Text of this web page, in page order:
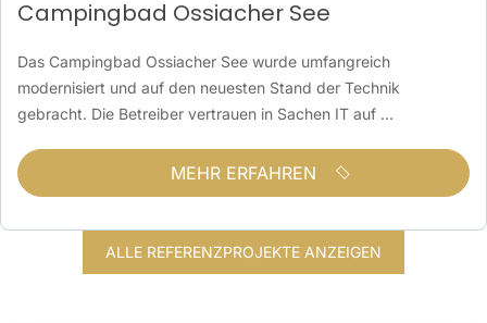
Campingbad Ossiacher See
Das Campingbad Ossiacher See wurde umfangreich
modernisiert und auf den neuesten Stand der Technik
gebracht. Die Betreiber vertrauen in Sachen IT auf ...
MEHR ERFAHREN
ALLE REFERENZPROJEKTE ANZEIGEN